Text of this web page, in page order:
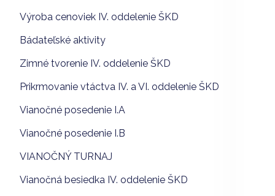
Výroba cenoviek IV. oddelenie ŠKD
Bádateľské aktivity
Zimné tvorenie IV. oddelenie ŠKD
Prikrmovanie vtáctva IV. a VI. oddelenie ŠKD
Vianočné posedenie I.A
Vianočné posedenie I.B
VIANOČNÝ TURNAJ
Vianočná besiedka IV. oddelenie ŠKD